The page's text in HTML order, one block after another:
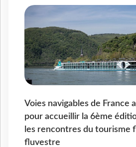
Voies navigables de France
pour accueillir la 6ème
les rencontres du tourisme
fluvestre